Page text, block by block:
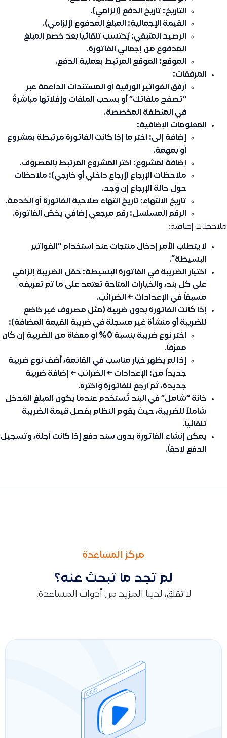
التاريخ: تاريخ الدفع (إلزامي).
القيمة الإجمالية: المبلغ المدفوع (إلزامي).
الرصيد المتبقي: يُحتسب تلقائياً بعد خصم المبلغ
المدفوع من إجمالي الفاتورة.
الموقع: الموقع المرتبط بعملية الدفع.
المرفقات:
أرفق الفواتير الورقية أو المستندات الداعمة عبر
“تصفح ملفاتك” أو بسحب الملفات وإفلاتها مباشرةً
في المنطقة المخصصة.
المعلومات الإضافية:
إضافة إلى: اختر ما إذا كانت الفاتورة مرتبطة بمشروع
أو بمهمة.
إضافة لمشروع: اختر المشروع المرتبط بالمصروف.
ملاحظات الإرجاع (إرجاع داخلي أو خارجي): ملاحظات
حول حالة الإرجاع إن وُجد.
تاريخ الانتهاء: تاريخ انتهاء صلاحية الفاتورة أو الخدمة.
الرقم المسلسل: رقم مرجعي إضافي يخصّ الفاتورة.
ملاحظات إضافية:
لا يتطلب الأمر إدخال منتجات عند استخدام “الفواتير
البسيطة”.
اختيار الضريبة في الفاتورة البسيطة: حقل الضريبة إلزامي
على كل بند، والخيارات المتاحة تعتمد على ما تم تعريفه
مسبقاً في الإعدادات ← الضرائب.
إذا كانت الفاتورة بدون ضريبة (مثل مصروف غير خاضع
للضريبة أو منشأة غير مسجلة في ضريبة القيمة المضافة):
اختر نوع ضريبة بنسبة 0% أو معفاة من الضريبة إن كان
معرّفاً.
إذا لم يظهر خيار مناسب في القائمة، أضف نوع ضريبة
جديداً من: الإعدادات ← الضرائب ← إضافة ضريبة
جديدة، ثم ارجع للفاتورة واختره.
خانة “شامل” في البند تُستخدم عندما يكون المبلغ المُدخل
شاملاً للضريبة، حيث يقوم النظام بفصل قيمة الضريبة
تلقائياً.
يمكن إنشاء الفاتورة بدون سند دفع إذا كانت آجلة، وتسجيل
الدفع لاحقاً.
مركز المساعدة
لم تجد ما تبحث عنه؟
لا تقلق، لدينا المزيد من أدوات المساعدة.